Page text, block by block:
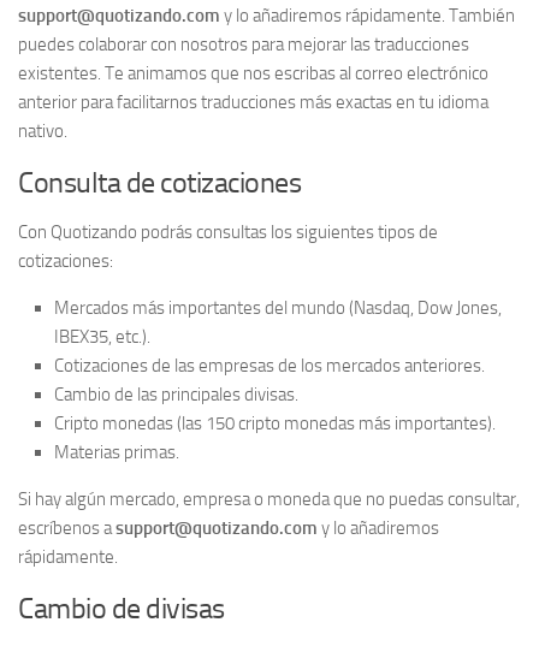
support@quotizando.com y lo añadiremos rápidamente. También
puedes colaborar con nosotros para mejorar las traducciones
existentes. Te animamos que nos escribas al correo electrónico
anterior para facilitarnos traducciones más exactas en tu idioma
nativo.
Consulta de cotizaciones
Con Quotizando podrás consultas los siguientes tipos de
cotizaciones:
Mercados más importantes del mundo (Nasdaq, Dow Jones,
IBEX35, etc.).
Cotizaciones de las empresas de los mercados anteriores.
Cambio de las principales divisas.
Cripto monedas (las 150 cripto monedas más importantes).
Materias primas.
Si hay algún mercado, empresa o moneda que no puedas consultar,
escríbenos asupport@quotizando.com y lo añadiremos
rápidamente.
Cambio de divisas